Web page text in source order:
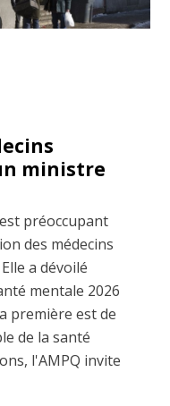
ministre
préoccupant
des médecins
a dévoilé
mentale 2026
première est de
de la santé
l'AMPQ invite